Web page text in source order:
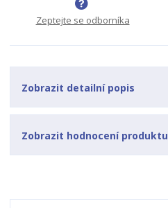
í
Zeptejte se odborníka
Zobrazit detailní popis
Zobrazit hodnocení produktu